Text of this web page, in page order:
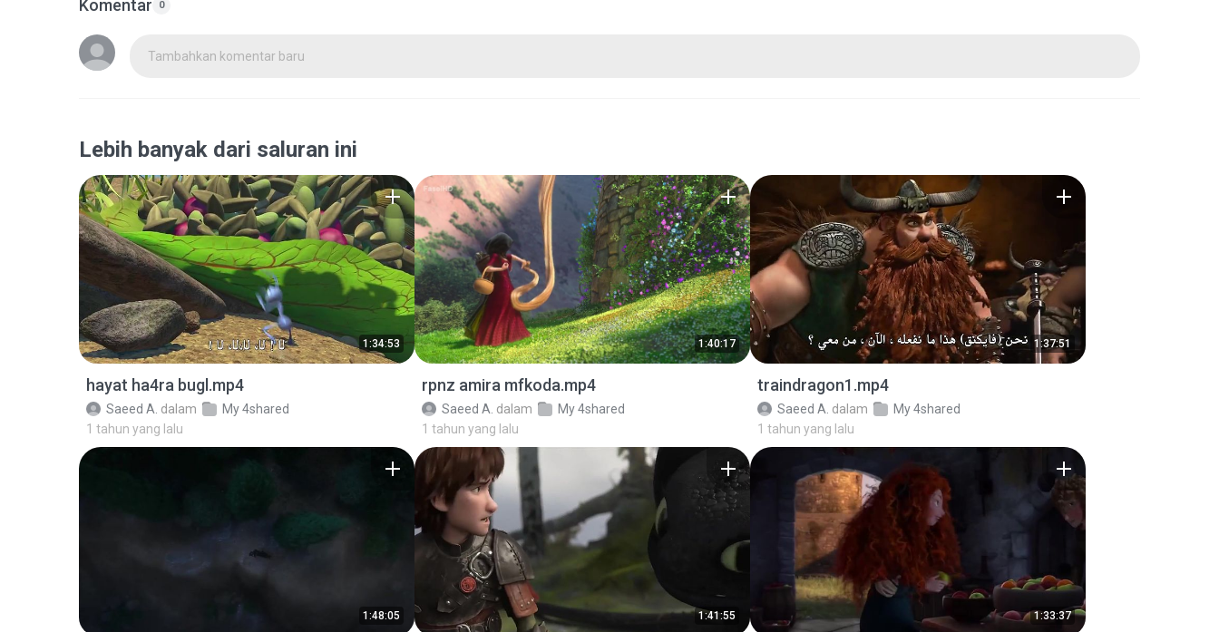
Komentar 0
Tambahkan komentar baru
Lebih banyak dari saluran ini
1:34:53
hayat ha4ra bugl.mp4
Saeed A. dalam
My 4shared
1 tahun yang lalu
1:40:17
rpnz amira mfkoda.mp4
Saeed A. dalam
My 4shared
1 tahun yang lalu
1:37:51
traindragon1.mp4
Saeed A. dalam
My 4shared
1 tahun yang lalu
1:48:05 1:41:55 1:33:37